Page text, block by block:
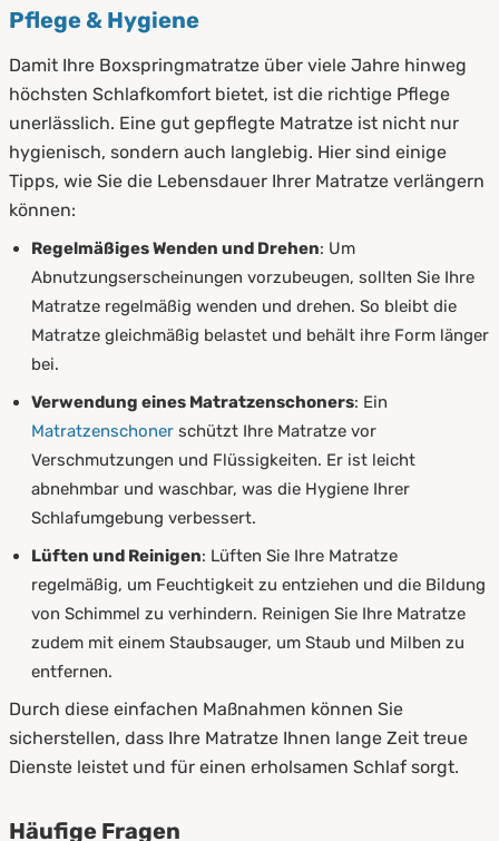
Pflege & Hygiene
Damit Ihre Boxspringmatratze über viele Jahre hinweg
höchsten Schlafkomfort bietet, ist die richtige Pflege
unerlässlich. Eine gut gepflegte Matratze ist nicht nur
hygienisch, sondern auch langlebig. Hier sind einige
Tipps, wie Sie die Lebensdauer Ihrer Matratze verlängern
können:
Regelmäßiges Wenden und Drehen: Um
Abnutzungserscheinungen vorzubeugen, sollten Sie Ihre
Matratze regelmäßig wenden und drehen. So bleibt die
Matratze gleichmäßig belastet und behält ihre Form länger
bei.
Verwendung eines Matratzenschoners: Ein
Matratzenschoner schützt Ihre Matratze vor
Verschmutzungen und Flüssigkeiten. Er ist leicht
abnehmbar und waschbar, was die Hygiene Ihrer
Schlafumgebung verbessert.
Lüften und Reinigen: Lüften Sie Ihre Matratze
regelmäßig, um Feuchtigkeit zu entziehen und die Bildung
von Schimmel zu verhindern. Reinigen Sie Ihre Matratze
zudem mit einem Staubsauger, um Staub und Milben zu
entfernen.
Durch diese einfachen Maßnahmen können Sie
sicherstellen, dass Ihre Matratze Ihnen lange Zeit treue
Dienste leistet und für einen erholsamen Schlaf sorgt.
Häufige Fragen